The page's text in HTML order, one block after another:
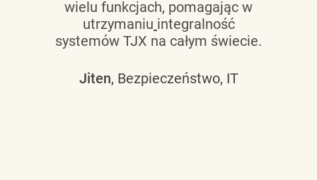
wielu funkcjach, pomagając w
utrzymaniu integralność
systemów TJX na całym świecie.
Jiten, Bezpieczeństwo, IT